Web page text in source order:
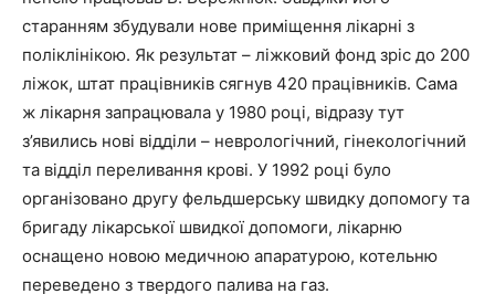
старанням збудували нове приміщення лікарні з
поліклінікою. Як результат – ліжковий фонд зріс до 200
ліжок, штат працівників сягнув 420 працівників. Сама
ж лікарня запрацювала у 1980 році, відразу тут
з’явились нові відділи – неврологічний, гінекологічний
та відділ переливання крові. У 1992 році було
організовано другу фельдшерську швидку допомогу та
бригаду лікарської швидкої допомоги, лікарню
оснащено новою медичною апаратурою, котельню
переведено з твердого палива на газ.